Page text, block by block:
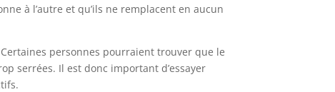
à l’autre et qu’ils ne remplacent en aucun
personnes pourraient trouver que le
serrées. Il est donc important d’essayer